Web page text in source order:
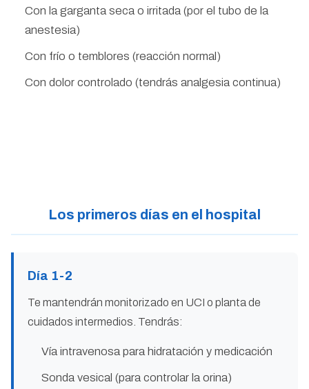
Con la garganta seca o irritada (por el tubo de la
anestesia)
Con frío o temblores (reacción normal)
Con dolor controlado (tendrás analgesia continua)
Los primeros días en el hospital
Día 1-2
Te mantendrán monitorizado en UCI o planta de
cuidados intermedios. Tendrás:
Vía intravenosa para hidratación y medicación
Sonda vesical (para controlar la orina)